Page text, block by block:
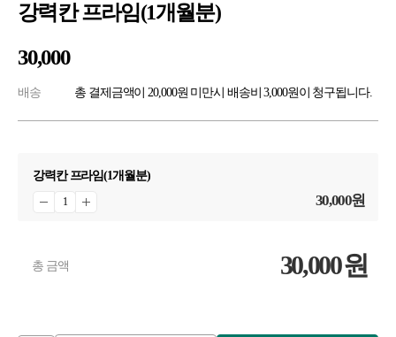
강력칸 프라임(1개월분)
30,000
배송 총 결제금액이 20,000원 미만시 배송비 3,000원이 청구됩니다.
강력칸 프라임(1개월분)
30,000원
총 금액 30,000원